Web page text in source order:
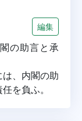
編集
の助言と承
、内閣の助
を負ふ。